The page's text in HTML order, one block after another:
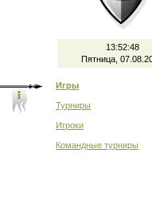
13:52:48
Пятница,
Игры
Турниры
Игроки
Командные турниры